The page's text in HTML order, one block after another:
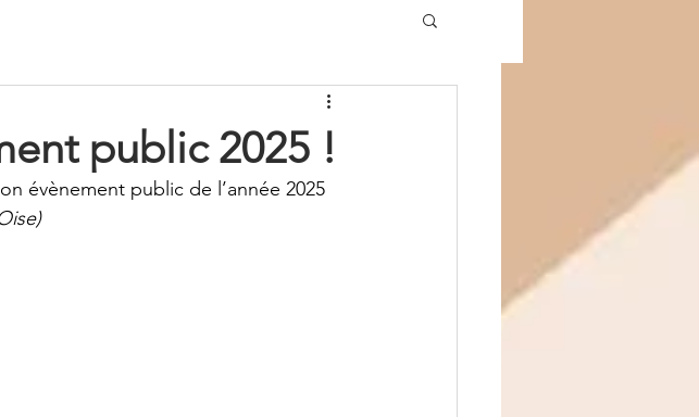
public 2025 !
évènement public de l’année 2025